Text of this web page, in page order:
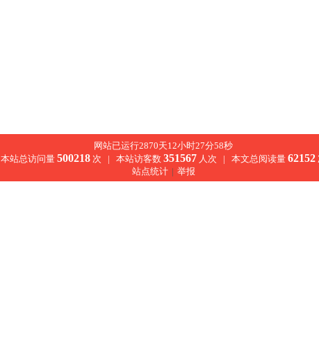
网站已运行2870天12小时27分58秒
本站总访问量 500218次 | 本站访客数 351567人次 | 本文总阅读量 62152
站点统计 | 举报